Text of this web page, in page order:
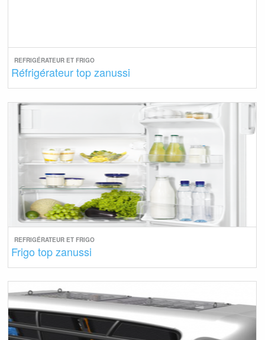
REFRIGÉRATEUR ET FRIGO
Réfrigérateur top zanussi
REFRIGÉRATEUR ET FRIGO
Frigo top zanussi